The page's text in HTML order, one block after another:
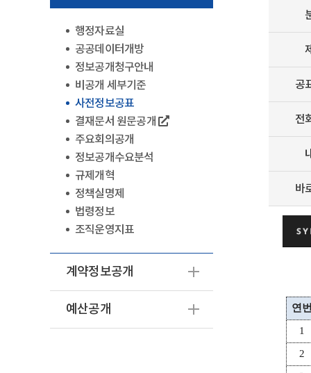
행정자료실
공공데이터개방
정보공개청구안내
비공개 세부기준
사전정보공표
결재문서 원문공개
주요회의공개
정보공개수요분석
규제개혁
정책실명제
법령정보
조직운영지표
계약정보공개
예산공개
공
전
바